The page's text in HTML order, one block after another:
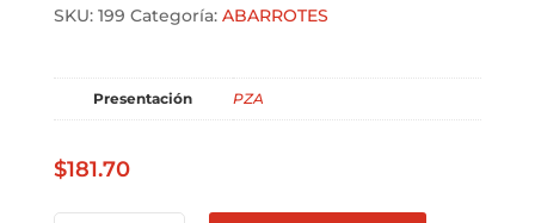
SKU: 199 Categoría: ABARROTES
Presentación PZA
$181.70